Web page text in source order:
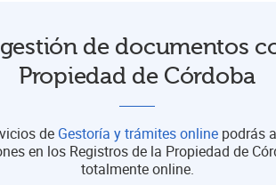
de documentos
Propiedad de Córdoba
de Gestoría y trámites online podrás
en los Registros de la Propiedad de
totalmente online.